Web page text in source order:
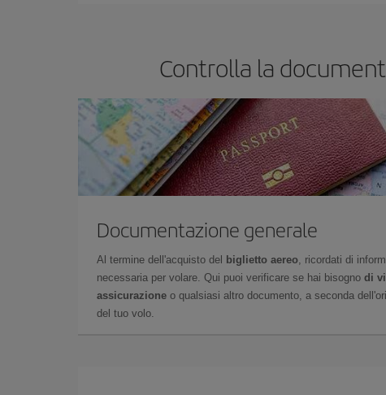
Controlla la
Documentazione generale
Al termine dell'acquisto del biglietto aereo , ricordati di
necessaria per volare. Qui puoi verificare se hai bisogno di
assicurazione o qualsiasi altro documento, a seconda
del tuo volo.